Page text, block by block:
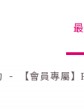
【會員專屬